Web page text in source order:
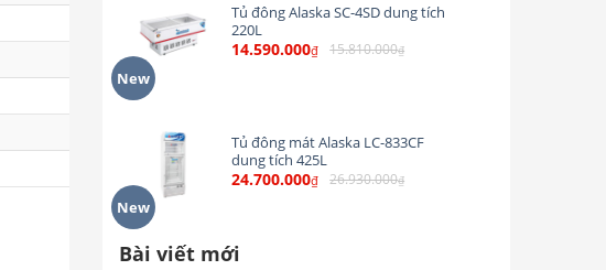
New
Tủ đông Alaska SC-4SD dung tích
220L
14.590.000₫ 15.810.000₫
New
Tủ đông mát Alaska LC-833CF
dung tích 425L
24.700.000₫ 26.930.000₫
Bài viết mới